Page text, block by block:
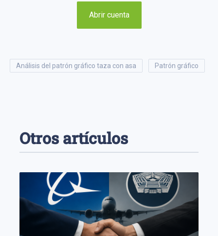
Abrir cuenta
análisis del patrón gráfico taza con asa patrón gráfico
Otros artículos